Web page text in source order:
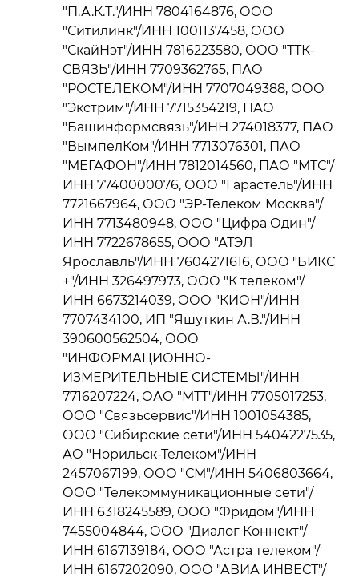
"П.А.К.Т."/ИНН 7804164876, ООО
"Ситилинк"/ИНН 1001137458, ООО
"СкайНэт"/ИНН 7816223580, ООО "ТТК-
СВЯЗЬ"/ИНН 7709362765, ПАО
"РОСТЕЛЕКОМ"/ИНН 7707049388, ООО
"Экстрим"/ИНН 7715354219, ПАО
"Башинформсвязь"/ИНН 274018377, ПАО
"ВымпелКом"/ИНН 7713076301, ПАО
"МЕГАФОН"/ИНН 7812014560, ПАО "МТС"/
ИНН 7740000076, ООО "Гарастель"/ИНН
7721667964, ООО "ЭР-Телеком Москва"/
ИНН 7713480948, ООО "Цифра Один"/
ИНН 7722678655, ООО "АТЭЛ
Ярославль"/ИНН 7604271616, ООО "БИКС
+"/ИНН 326497973, ООО "К телеком"/
ИНН 6673214039, ООО "КИОН"/ИНН
7707434100, ИП "Яшуткин А.В."/ИНН
390600562504, ООО
"ИНФОРМАЦИОННО-
ИЗМЕРИТЕЛЬНЫЕ СИСТЕМЫ"/ИНН
7716207224, ОАО "МТТ"/ИНН 7705017253,
ООО "Связьсервис"/ИНН 1001054385,
ООО "Сибирские сети"/ИНН 5404227535,
АО "Норильск-Телеком"/ИНН
2457067199, ООО "СМ"/ИНН 5406803664,
ООО "Телекоммуникационные сети"/
ИНН 6318245589, ООО "Фридом"/ИНН
7455004844, ООО "Диалог Коннект"/
ИНН 6167139184, ООО "Астра телеком"/
ИНН 6167202090, ООО "АВИА ИНВЕСТ"/